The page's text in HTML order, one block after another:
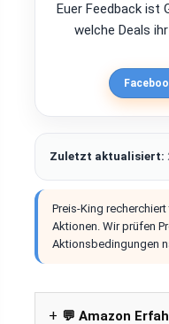
Euer Feedback ist
welche Deals
Zuletzt aktualisiert:
Preis-King
Aktionen. Wir prüfen
Aktionsbedingungen
💬 Amazon